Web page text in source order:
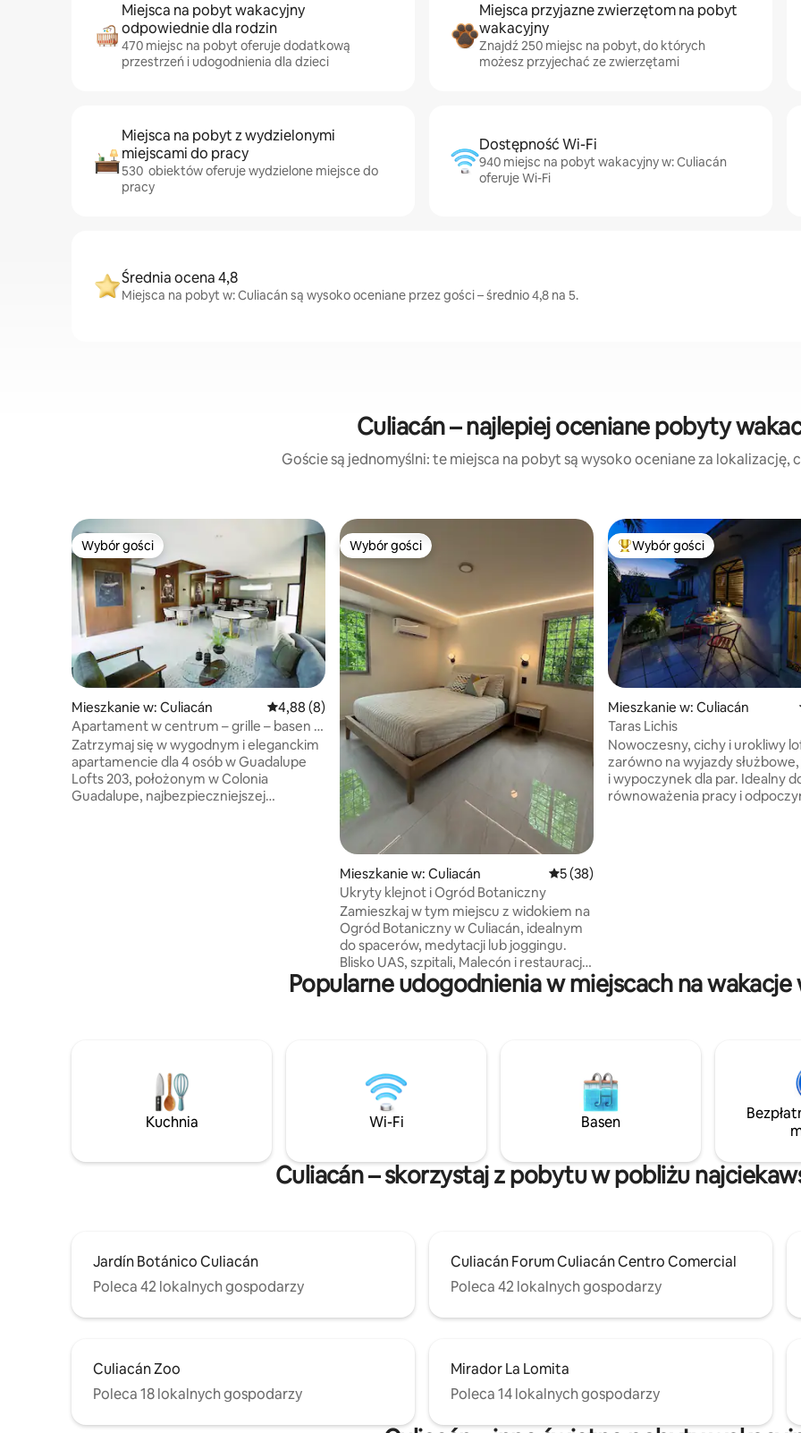
Miejsca na pobyt wakacyjny
odpowiednie dla rodzin
470 miejsc na pobyt oferuje dodatkową
przestrzeń i udogodnienia dla dzieci
Miejsca przyjazne zwierzętom na pobyt
wakacyjny
Znajdź 250 miejsc na pobyt, do których
możesz przyjechać ze zwierzętami
Miejsca na pobyt z wydzielonymi
miejscami do pracy
530 obiektów oferuje wydzielone miejsce do
pracy
Dostępność Wi-Fi
940 miejsc na pobyt wakacyjny w: Culiacán
oferuje Wi-Fi
Średnia ocena 4,8
Miejsca na pobyt w: Culiacán są wysoko oceniane przez gości – średnio 4,8 na 5.
Culiacán – najlepiej oceniane pobyty
Goście są jednomyślni: te miejsca na pobyt są wysoko oceniane za lokalizację,
Wybór gości
Wybór gości
Mieszkanie w: Culiacán Średnia ocena: 4,88 na 5, liczba recenzji: 8
4,88 (8)
Apartament w centrum – grille – basen –
minibar
Zatrzymaj się w wygodnym i eleganckim
apartamencie dla 4 osób w Guadalupe
Lofts 203, położonym w Colonia
Guadalupe, najbezpieczniejszej
Wybór gości
Wybór gości
Mieszkanie w: Culiacán Średnia ocena: 5 na 5, liczba recenzji: 38
5 (38)
Ukryty klejnot i Ogród Botaniczny
Zamieszkaj w tym miejscu z widokiem na
Ogród Botaniczny w Culiacán, idealnym
do spacerów, medytacji lub joggingu.
Blisko UAS, szpitali, Malecón i restauracji,
takich jak Café Miró i Villa Unión. 5 minut
od Forum. Prawdziwy ukryty skarb
calowy telewizor Samsung Frame
i nagłośnienie Bose. Komfort, lokalizacja
i styl w jednym miejscu. Jedno łóżko typu
queen size marki Pottery Barn i jedna
Najpopularniejsze z kategorii
Wybór gości
Mieszkanie w: Culiacán
Taras Lichis
Nowoczesny, cichy i urokliwy
zarówno na wyjazdy służbowe,
i wypoczynek dla par. Idealny
równoważenia pracy i
i wyjątkowe wrażenia.
Popularne udogodnienia w miejscach na wakacje
Kuchnia Wi-Fi Basen
Culiacán – skorzystaj z pobytu w pobliżu
Jardín Botánico Culiacán
Poleca 42 lokalnych gospodarzy
Culiacán Forum Culiacán Centro Comercial
Poleca 42 lokalnych gospodarzy
Culiacán Zoo
Poleca 18 lokalnych gospodarzy
Mirador La Lomita
Poleca 14 lokalnych gospodarzy